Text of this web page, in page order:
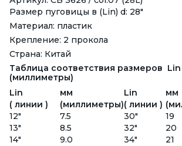
Размер пуговицы в (Lin) d: 28"
Материал: пластик
Крепление: 2 прокола
Страна: Китай
Таблица соответствия размеров
(миллиметры)
Lin
мм Lin
мм
( линии )
(миллиметры)( линии )
12"
7.5 30"
19
13"
8.5 32"
20
14"
9.0 34"
21